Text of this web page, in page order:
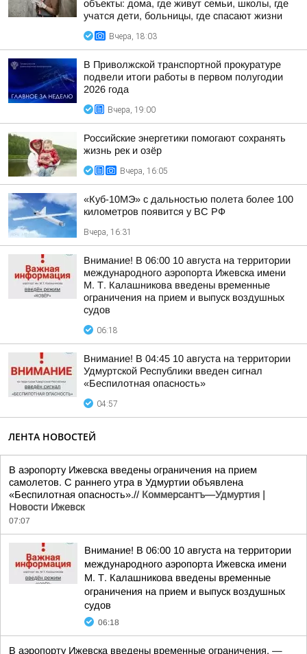
объекты: дома, где живут семьи, школы, где
учатся дети, больницы, где спасают жизни
Вчера, 18:03
В Приволжской транспортной прокуратуре
подвели итоги работы в первом полугодии
2026 года
Вчера, 19:00
Российские энергетики помогают сохранять
жизнь рек и озёр
Вчера, 16:05
«Куб-10МЭ» с дальностью полета более 100
километров появится у ВС РФ
Вчера, 16:31
Внимание! В 06:00 10 августа на территории
международного аэропорта Ижевска имени
М. Т. Калашникова введены временные
ограничения на прием и выпуск воздушных
судов
06:18
Внимание! В 04:45 10 августа на территории
Удмуртской Республики введен сигнал
«Беспилотная опасность»
04:57
ЛЕНТА НОВОСТЕЙ
В аэропорту Ижевска введены ограничения на прием
самолетов. С раннего утра в Удмуртии объявлена
«Беспилотная опасность».// Коммерсантъ—Удмуртия |
Новости Ижевск
07:07
Внимание! В 06:00 10 августа на территории
международного аэропорта Ижевска имени
М. Т. Калашникова введены временные
ограничения на прием и выпуск воздушных
судов
06:18
В аэропорту Ижевска введены временные ограничения, —